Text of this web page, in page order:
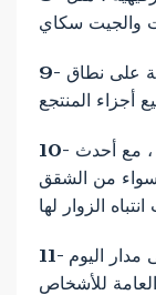
بوت والجيت سكاي
9- توجد العديد من الخدمات الصحية والتجارية على نطاق
أجزاء المنتجع
10- تتميز هذه القرية بأنها فريدة من نوعها ، مع أحدث
سواء من الشقق
الزوار لها
11- كذلك، يتم توفير الأمن والحراسة على مدار اليوم
للأشخاص